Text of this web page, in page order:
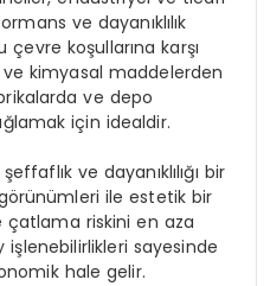
ve dayanıklılık
koşullarına karşı
kimyasal maddelerden
ve depo
için idealdir.
şeffaflık ve dayanıklılığı bir
ile estetik bir
çatlama riskini en aza
işlenebilirlikleri sayesinde
hale gelir.